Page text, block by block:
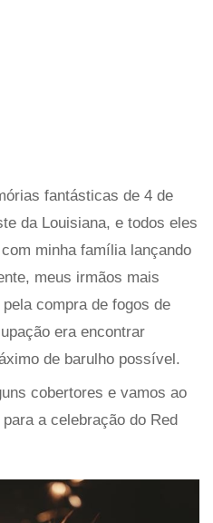
fantásticas de 4 de
da Louisiana, e todos eles
minha família lançando
meus irmãos mais
compra de fogos de
era encontrar
de barulho possível.
cobertores e vamos ao
a celebração do Red